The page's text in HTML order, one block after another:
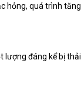
hỏng, quá trình
đáng kể bị